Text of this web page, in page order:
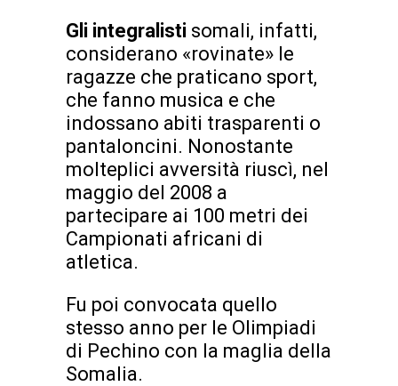
Gli integralisti somali, infatti,
considerano «rovinate» le
ragazze che praticano sport,
che fanno musica e che
indossano abiti trasparenti o
pantaloncini. Nonostante
molteplici avversità riuscì, nel
maggio del 2008 a
partecipare ai 100 metri dei
Campionati africani di
atletica.
Fu poi convocata quello
stesso anno per le Olimpiadi
di Pechino con la maglia della
Somalia.